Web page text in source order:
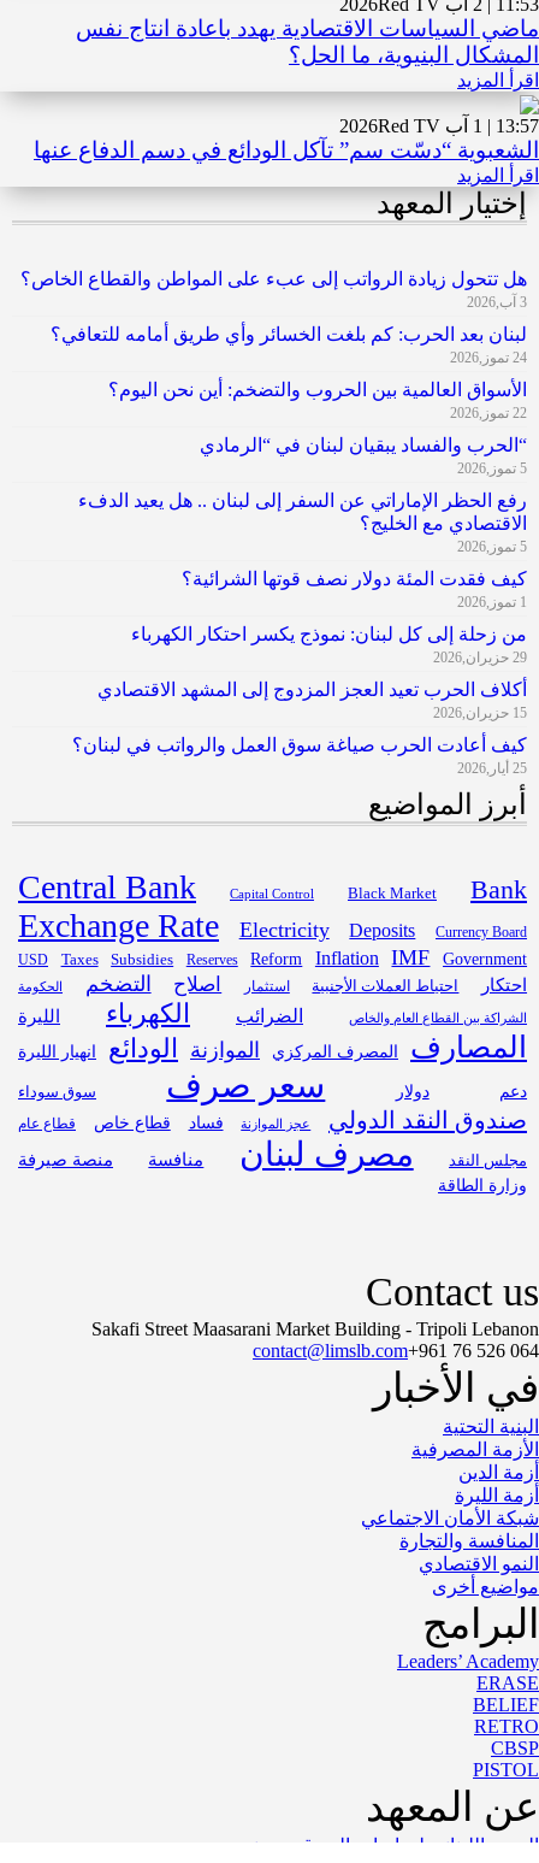
11:53 | 2 آب 2026 Red TV
ماضي السياسات الاقتصادية يهدد باعادة انتاج نفس
المشكال البنيوية، ما الحل؟
اقرأ المزيد
13:57 | 1 آب 2026 Red TV
الشعبوية “دسّت سم” تآكل الودائع في دسم الدفاع عنها
اقرأ المزيد
إختيار المعهد
هل تتحول زيادة الرواتب إلى عبء على المواطن والقطاع الخاص؟
3 آب,2026
لبنان بعد الحرب: كم بلغت الخسائر وأي طريق أمامه للتعافي؟
24 تموز,2026
الأسواق العالمية بين الحروب والتضخم: أين نحن اليوم؟
22 تموز,2026
“الحرب والفساد يبقيان لبنان في “الرمادي
5 تموز,2026
رفع الحظر الإماراتي عن السفر إلى لبنان .. هل يعيد الدفء
الاقتصادي مع الخليج؟
5 تموز,2026
كيف فقدت المئة دولار نصف قوتها الشرائية؟
1 تموز,2026
من زحلة إلى كل لبنان: نموذج يكسر احتكار الكهرباء
29 حزيران,2026
أكلاف الحرب تعيد العجز المزدوج إلى المشهد الاقتصادي
15 حزيران,2026
كيف أعادت الحرب صياغة سوق العمل والرواتب في لبنان؟
25 أيار,2026
أبرز المواضيع
Bank
Black Market
Capital Control
Central Bank
Currency Board
Deposits
Electricity
Exchange Rate
Government
IMF
Inflation
Reform
Reserves
Subsidies
Taxes
USD
احتكار احتياط العملات الأجنبية استثمار اصلاح التضخم الحكومة
الشراكة بين القطاع العام والخاص الضرائب الكهرباء الليرة
المصارف المصرف المركزي الموازنة الودائع انهيار الليرة
دعم دولار سعر صرف سوق سوداء
صندوق النقد الدولي عجز الموازنة فساد قطاع خاص قطاع عام
مجلس النقد مصرف لبنان منافسة منصة صيرفة
وزارة الطاقة
Contact us
Sakafi Street Maasarani Market Building - Tripoli Lebanon
contact@limslb.com+961 76 526 064
في الأخبار
البنية التحتية
الأزمة المصرفية
أزمة الدين
أزمة الليرة
شبكة الأمان الاجتماعي
المنافسة والتجارة
النمو الاقتصادي
مواضيع أخرى
البرامج
Leaders’ Academy
ERASE
BELIEF
RETRO
CBSP
PISTOL
عن المعهد
المعهد اللبناني لدراسات السوق: من نحن